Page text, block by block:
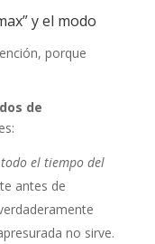
y el modo
porque
de
todo el tiempo del
antes de
no sirve.